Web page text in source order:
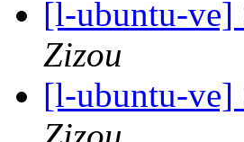
[l-ubuntu-
Zizou
[l-ubuntu-